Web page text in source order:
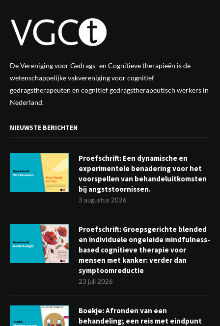
De Vereniging voor Gedrags- en Cognitieve therapieën is de
wetenschappelijke vakverenigingvoor cognitief
gedragstherapeuten en cognitief gedragstherapeutisch werkers in
Nederland.
NIEUWSTE BERICHTEN
Proefschrift: Een dynamische en
experimentele benadering voor het
voorspellen van behandeluitkomsten
bij angststoornissen.
3 augustus 2026
Proefschrift: Groepsgerichte blended
en individuele ongeleide mindfulness-
based cognitieve therapie voor
mensen met kanker: verder dan
symptoomreductie
23 juli 2026
Boekje: Afronden van een
behandeling; een reis met eindpunt